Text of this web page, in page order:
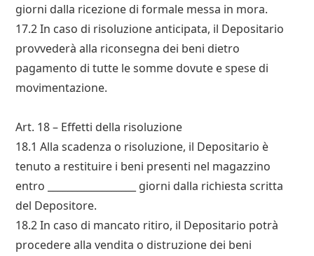
giorni dalla ricezione di formale messa in mora.
17.2 In caso di risoluzione anticipata, il Depositario
provvederà alla riconsegna dei beni dietro
pagamento di tutte le somme dovute e spese di
movimentazione.
Art. 18 – Effetti della risoluzione
18.1 Alla scadenza o risoluzione, il Depositario è
tenuto a restituire i beni presenti nel magazzino
entro __________________ giorni dalla richiesta scritta
del Depositorе.
18.2 In caso di mancato ritiro, il Depositario potrà
procedere alla vendita o distruzione dei beni